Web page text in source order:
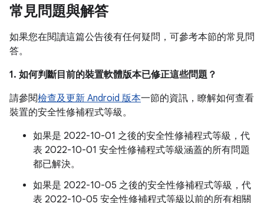
常見問題與解答
如果您在閱讀這篇公告後有任何疑問，可參考本節的常見問
答。
1. 如何判斷目前的裝置軟體版本已修正這些問題？
請參閱檢查及更新 Android 版本一節的資訊，瞭解如何查看
裝置的安全性修補程式等級。
如果是 2022-10-01 之後的安全性修補程式等級，代
表 2022-10-01 安全性修補程式等級涵蓋的所有問題
都已解決。
如果是 2022-10-05 之後的安全性修補程式等級，代
表 2022-10-05 安全性修補程式等級以前的所有相關